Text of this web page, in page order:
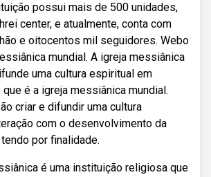
possui mais de 500 unidades,
center, e atualmente, conta com
e oitocentos mil seguidores. Webo
mundial. A igreja messiânica
uma cultura espiritual em
que é a igreja messiânica mundial.
criar e difundir uma cultura
com o desenvolvimento da
por finalidade.
é uma instituição religiosa que